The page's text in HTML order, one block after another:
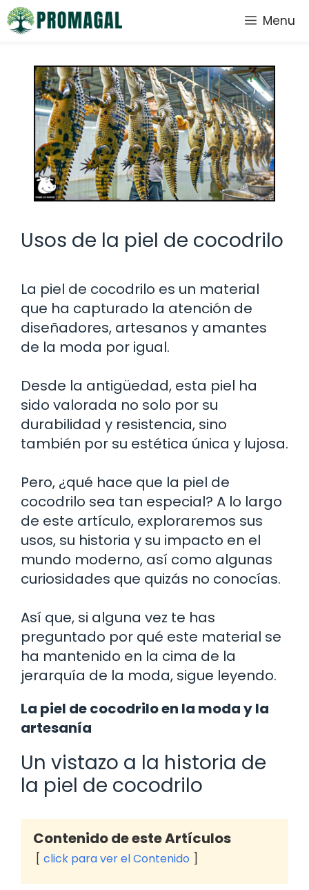
Saltar
al
Menu
Usos de la piel de cocodrilo
La piel de cocodrilo es un material
que ha capturado la atención de
diseñadores, artesanos y amantes
de la moda por igual.
Desde la antigüedad, esta piel ha
sido valorada no solo por su
durabilidad y resistencia, sino
también por su estética única y lujosa.
Pero, ¿qué hace que la piel de
cocodrilo sea tan especial? A lo largo
de este artículo, exploraremos sus
usos, su historia y su impacto en el
mundo moderno, así como algunas
curiosidades que quizás no conocías.
Así que, si alguna vez te has
preguntado por qué este material se
ha mantenido en la cima de la
jerarquía de la moda, sigue leyendo.
La piel de cocodrilo en la moda y la
artesanía
Un vistazo a la historia de
la piel de cocodrilo
Contenido de este Artículos
click para ver el Contenido